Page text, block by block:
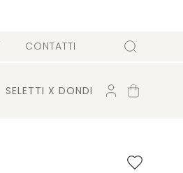
CONTATTI Cerca
SELETTI X DONDI ACCOUNT
CARRELLO
Aggiungi